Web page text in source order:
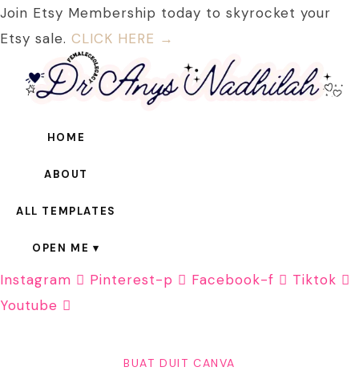
Join Etsy Membership today to skyrocket your
Etsy sale. CLICK HERE →
HOME
ABOUT
ALL TEMPLATES
OPEN ME
Instagram Pinterest-p Facebook-f
Tiktok
Youtube
BUAT DUIT CANVA